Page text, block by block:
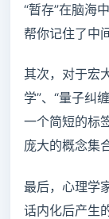
“暂存”在脑海
帮你记住了中
其次，对于宏
学”、“量子纠
一个简短的标
庞大的概念集
最后，心理学
话内化后产生